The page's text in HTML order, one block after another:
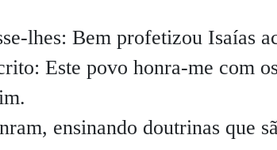
lhes: Bem profetizou Isaías
Este povo honra-me com
ensinando doutrinas que